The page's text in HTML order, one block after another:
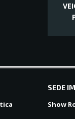
SEDE
Show